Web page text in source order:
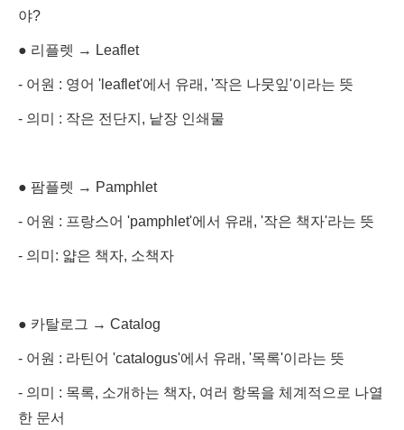
야?
● 리플렛 → Leaflet
- 어원 : 영어 'leaflet'에서 유래, '작은 나뭇잎'이라는 뜻
- 의미 : 작은 전단지, 낱장 인쇄물
● 팜플렛 → Pamphlet
- 어원 : 프랑스어 'pamphlet'에서 유래, '작은 책자'라는 뜻
- 의미: 얇은 책자, 소책자
● 카탈로그 → Catalog
- 어원 : 라틴어 'catalogus'에서 유래, '목록'이라는 뜻
- 의미 : 목록, 소개하는 책자, 여러 항목을 체계적으로 나열
한 문서